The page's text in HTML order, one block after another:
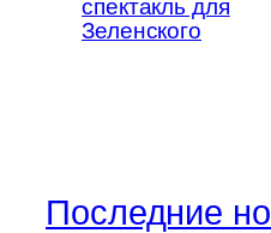
спектакль для
Зеленского
Последние